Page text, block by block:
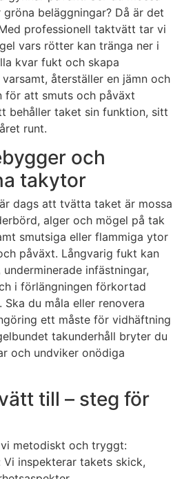
beläggningar? Då är det
professionell taktvätt tar vi
vars rötter kan tränga ner i
kvar fukt och skapa
återställer en jämn och
för att smuts och påväxt
behåller taket sin funktion, sitt
runt.
och
takytor
dags att tvätta taket är mossa
alger och mögel på tak
smutsiga eller flammiga ytor
påväxt. Långvarig fukt kan
infästningar,
i förlängningen förkortad
du måla eller renovera
ett måste för vidhäftning
takunderhåll bryter du
och undviker onödiga
till – steg för
metodiskt och tryggt:
inspekterar takets skick,